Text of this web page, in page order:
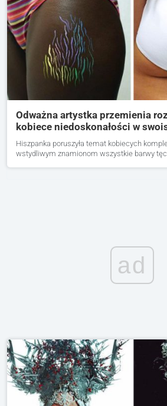
Odważna artystka przemienia
kobiece niedoskonałości w
Hiszpanka poruszyła temat kobiecych
wstydliwym znamionom wszystkie barwy
ad